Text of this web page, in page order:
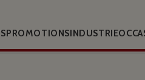
PROMOTIONSINDUSTRIE